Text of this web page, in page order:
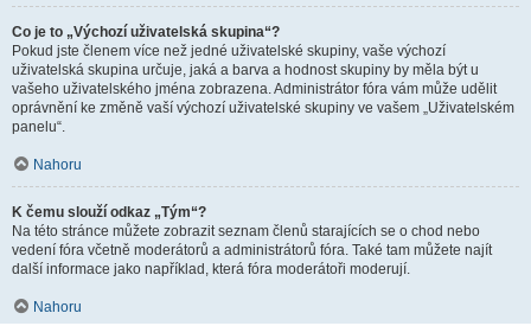
Co je to „Výchozí uživatelská skupina“?
Pokud jste členem více než jedné uživatelské skupiny, vaše výchozí
uživatelská skupina určuje, jaká a barva a hodnost skupiny by měla být u
vašeho uživatelského jména zobrazena. Administrátor fóra vám může udělit
oprávnění ke změně vaší výchozí uživatelské skupiny ve vašem „Uživatelském
panelu“.
Nahoru
K čemu slouží odkaz „Tým“?
Na této stránce můžete zobrazit seznam členů starajících se o chod nebo
vedení fóra včetně moderátorů a administrátorů fóra. Také tam můžete najít
další informace jako například, která fóra moderátoři moderují.
Nahoru